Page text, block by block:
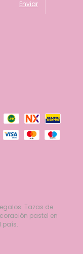
Tazas de
pastel en
país.